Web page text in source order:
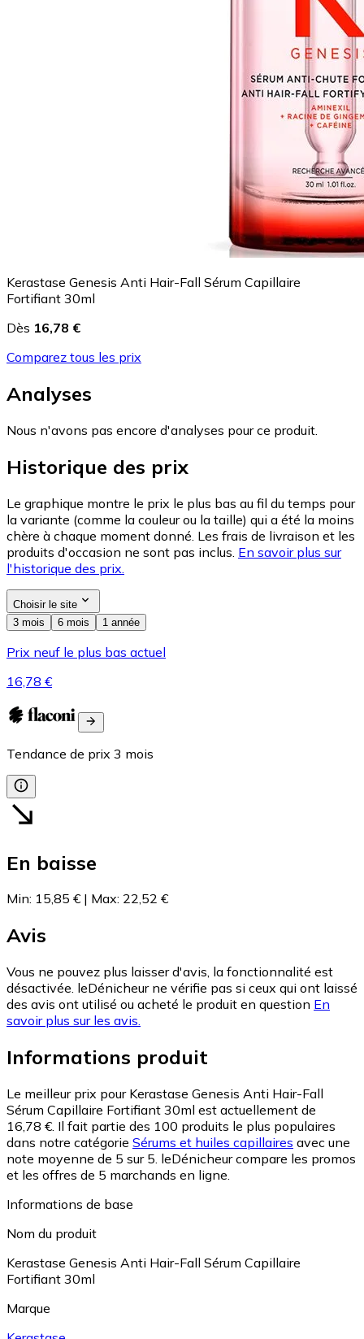
Kerastase Genesis Anti Hair-Fall Sérum Capillaire
Fortifiant 30ml
Dès 16,78 €
Comparez tous les prix
Analyses
Nous n'avons pas encore d'analyses pour ce produit.
Historique des prix
Le graphique montre le prix le plus bas au fil du temps pour
la variante (comme la couleur ou la taille) qui a été la moins
chère à chaque moment donné. Les frais de livraison et les
produits d'occasion ne sont pas inclus. En savoir plus sur
l'historique des prix.
Choisir le site
3 mois
6 mois 1 année
Prix neuf le plus bas actuel
16,78 €
Tendance de prix 3 mois
En baisse
Min: 15,85 € | Max: 22,52 €
Avis
Vous ne pouvez plus laisser d'avis, la fonctionnalité est
désactivée. leDénicheur ne vérifie pas si ceux qui ont laissé
des avis ont utilisé ou acheté le produit en question En
savoir plus sur les avis.
Informations produit
Le meilleur prix pour Kerastase Genesis Anti Hair-Fall
Sérum Capillaire Fortifiant 30ml est actuellement de
16,78 €. Il fait partie des 100 produits le plus populaires
dans notre catégorie Sérums et huiles capillaires avec une
note moyenne de 5 sur 5. leDénicheur compare les promos
et les offres de 5 marchands en ligne.
Informations de base
Nom du produit
Kerastase Genesis Anti Hair-Fall Sérum Capillaire
Fortifiant 30ml
Marque